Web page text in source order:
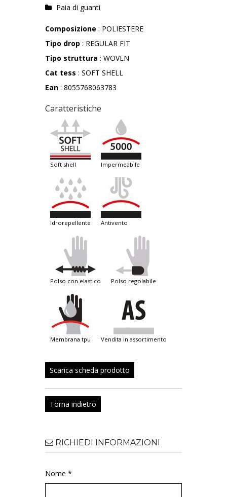
Paia di guanti
Composizione : POLIESTERE
Tipo drop : REGULAR FIT
Tipo struttura : WOVEN
Cat tess : SOFT SHELL
Ean : 8055768063783
Caratteristiche
soft shell impermeabile
idrorepellente antivento
polso con elastico polso regolabile
membrana tpu vendita in assortimento
Scarica scheda prodotto
Torna indietro
RICHIEDI INFORMAZIONI
Nome *